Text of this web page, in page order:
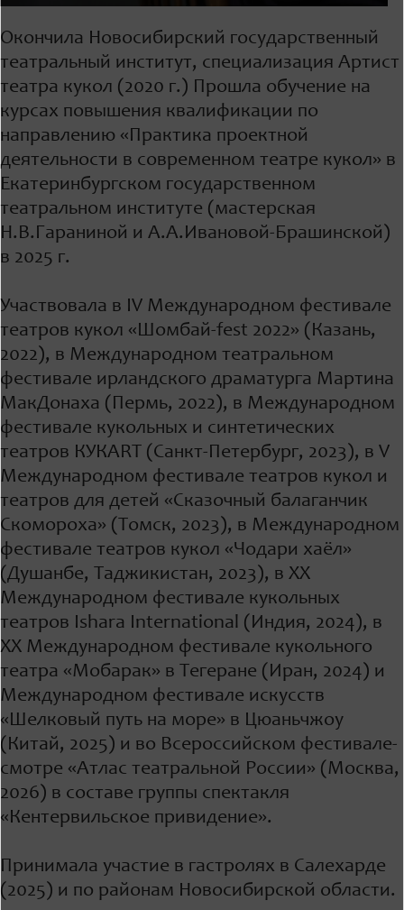
Окончила Новосибирский государственный
театральный институт, специализация Артист
театра кукол (2020 г.) Прошла обучение на
курсах повышения квалификации по
направлению «Практика проектной
деятельности в современном театре кукол» в
Екатеринбургском государственном
театральном институте (мастерская
Н.В.Гараниной и А.А.Ивановой-Брашинской)
в 2025 г.
Участвовала в IV Международном фестивале
театров кукол «Шомбай-fest 2022» (Казань,
2022), в Международном театральном
фестивале ирландского драматурга Мартина
МакДонаха (Пермь, 2022), в Международном
фестивале кукольных и синтетических
театров КУКАRТ (Санкт-Петербург, 2023), в V
Международном фестивале театров кукол и
театров для детей «Сказочный балаганчик
Скомороха» (Томск, 2023), в Международном
фестивале театров кукол «Чодари хаёл»
(Душанбе, Таджикистан, 2023), в ХХ
Международном фестивале кукольных
театров Ishara International (Индия, 2024), в
ХХ Международном фестивале кукольного
театра «Мобарак» в Тегеране (Иран, 2024) и
Международном фестивале искусств
«Шелковый путь на море» в Цюаньчжоу
(Китай, 2025) и во Всероссийском фестивале-
смотре «Атлас театральной России» (Москва,
2026) в составе группы спектакля
«Кентервильское привидение».
Принимала участие в гастролях в Салехарде
(2025) и по районам Новосибирской области.